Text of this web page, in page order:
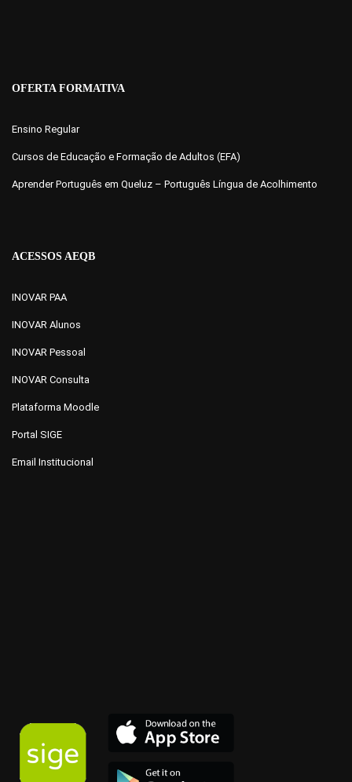
OFERTA FORMATIVA
Ensino Regular
Cursos de Educação e Formação de Adultos (EFA)
Aprender Português em Queluz – Português Língua de Acolhimento
ACESSOS AEQB
INOVAR PAA
INOVAR Alunos
INOVAR Pessoal
INOVAR Consulta
Plataforma Moodle
Portal SIGE
Email Institucional